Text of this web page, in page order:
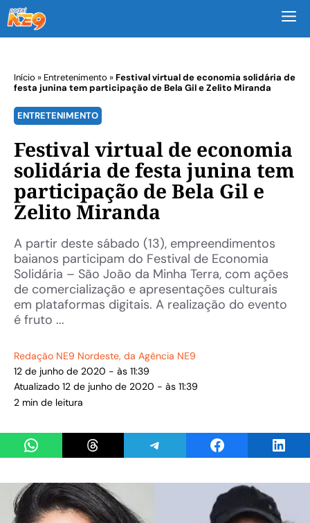
Início » Entretenimento »Festival virtual de economia solidária de
festa junina tem participação de Bela Gil e Zelito Miranda
ENTRETENIMENTO
Festival virtual de economia
solidária de festa junina tem
participação de Bela Gil e
Zelito Miranda
A partir deste sábado (13), empreendimentos
baianos participam do Festival de Economia
Solidária – São João da Minha Terra, com ações
de comercialização e apresentações culturais
em plataformas digitais. A realização do evento
é fruto ...
Redação NE9 Nordeste, da Agência NE9
12 de junho de 2020 - às 11:39
Atualizado 12 de junho de 2020 - às 11:39
2 min de leitura
Share on WhatsAppShare on ThreadsShare on TelegramShare on Facebook